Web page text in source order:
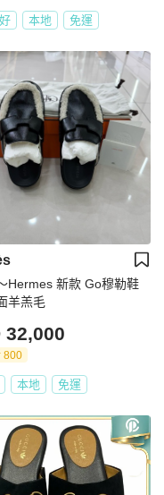
本地 免運
Hermes 新款 Go穆勒鞋
羊羔毛
32,000
800
本地 免運